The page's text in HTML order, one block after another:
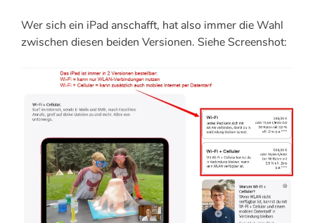
Wer sich ein iPad anschafft, hat also immer die Wahl
zwischen diesen beiden Versionen. Siehe Screenshot: